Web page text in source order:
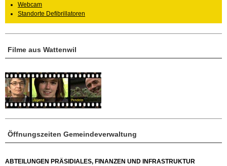
Öffnungszeiten Gemeindeverwaltung
ABTEILUNGEN PRÄSIDIALES, FINANZEN UND INFRASTRUKTUR
Filme aus Wattenwil
Webcam
Standorte Defibrillatoren